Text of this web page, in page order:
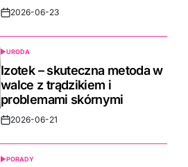
Post2026-06-23
POSTED
IN
URODA
Izotek – skuteczna metoda w
walce z trądzikiem i
problemami skórnymi
Post2026-06-21
POSTED
PORADY